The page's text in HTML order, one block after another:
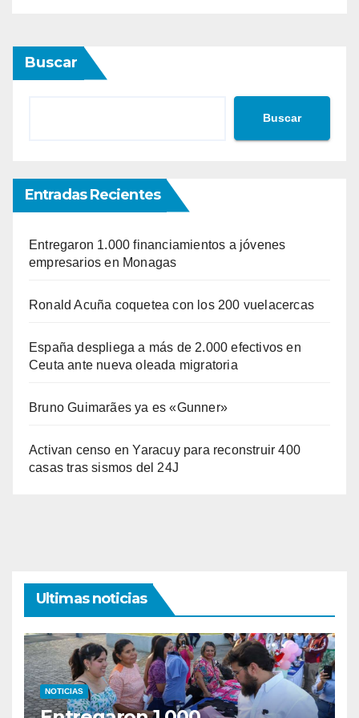
Buscar
Buscar
Entradas Recientes
Entregaron 1.000 financiamientos a jóvenes
empresarios en Monagas
Ronald Acuña coquetea con los 200 vuelacercas
España despliega a más de 2.000 efectivos en
Ceuta ante nueva oleada migratoria
Bruno Guimarães ya es «Gunner»
Activan censo en Yaracuy para reconstruir 400
casas tras sismos del 24J
Ultimas noticias
NOTICIAS